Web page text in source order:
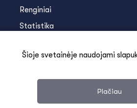
Renginiai
Statistika
Kontaktai
Šioje svetainėje naudojami
Plačiau